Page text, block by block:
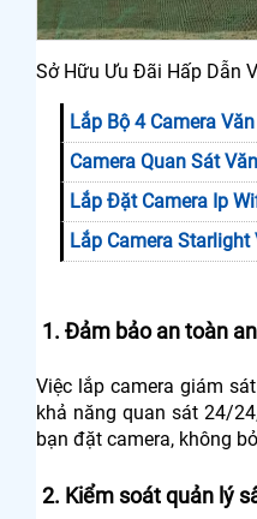
Sở Hữu Ưu Đãi Hấp Dẫn
Lắp Bộ 4 Camera
Camera Quan Sát
Lắp Đặt Camera Ip
Lắp Camera Starlight
1. Đảm bảo an toàn
Việc lắp camera giám
khả năng quan sát 24/
bạn đặt camera, không
2. Kiểm soát quản lý